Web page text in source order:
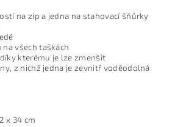
na zip a jedna na stahovací šňůrky
všech taškách
kterému je lze zmenšit
z nichž jedna je zevnitř voděodolná
x 34 cm